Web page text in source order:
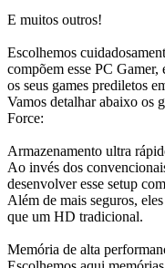
E muitos outros!
Escolhemos
compõem esse PC
os seus games prediletos
Vamos detalhar abaixo os
Force:
Armazenamento ultra
Ao invés dos
desenvolver esse setup
Além de mais seguros,
que um HD tradicional.
Memória de alta